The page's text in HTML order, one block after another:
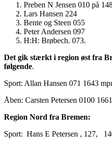
Preben N Jensen 010 på
Lars Hansen 224
Bente og Steen 055
Peter Andersen 097
H:H: Brøbech. 073.
Det gik stærkt i region øst fra
følgende.
Sport: Allan Hansen 071 1643
Åben: Carsten Petersen 0100
Region Nord fra Bremen:
Sport: Hans E Petersen , 127,